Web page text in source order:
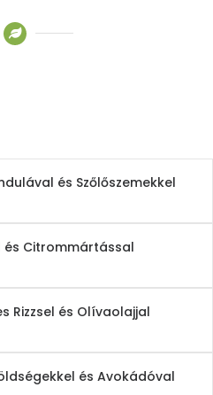
és Szőlőszemekkel
és Citrommártással
Rizzsel és Olívaolajjal
és Avokádóval